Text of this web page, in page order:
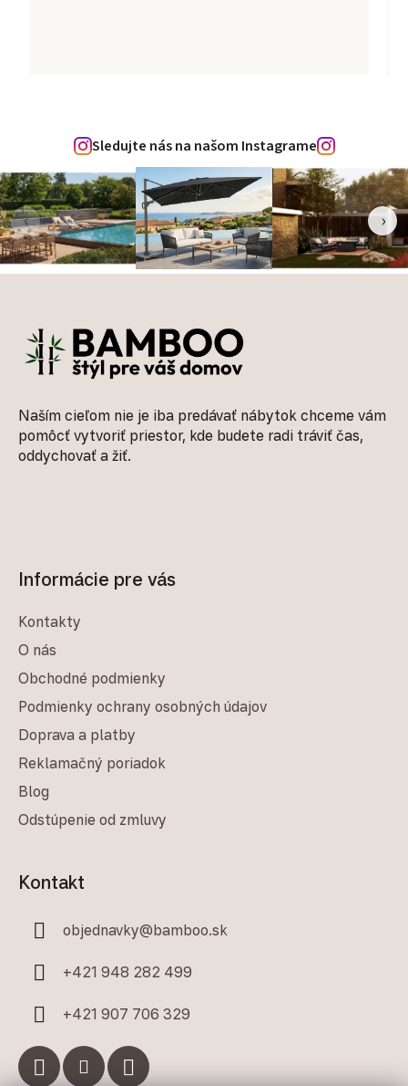
Sledujte nás na našom Instagrame
‹ ›
Naším cieľom nie je iba predávať nábytok chceme vám
pomôcť vytvoriť priestor, kde budete radi tráviť čas,
oddychovať a žiť.
Informácie pre vás
Kontakty
O nás
Obchodné podmienky
Podmienky ochrany osobných údajov
Doprava a platby
Reklamačný poriadok
Blog
Odstúpenie od zmluvy
Kontakt
objednavky@bamboo.sk
+421 948 282 499
+421 907 706 329